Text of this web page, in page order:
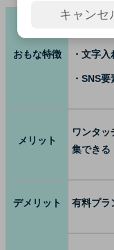
おもな特徴 ・文字
・SNS
メリット
ワンタ
集できる
デメリット 有料プラ
キャンセ